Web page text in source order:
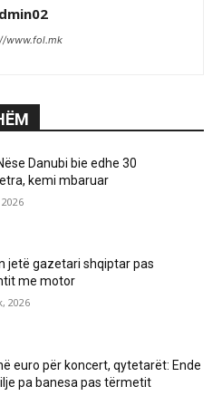
www.fol.mk
Danubi bie edhe 30
kemi mbaruar
jetë gazetari shqiptar pas
me motor
2026
euro për koncert, qytetarët: Ende
pa banesa pas tërmetit